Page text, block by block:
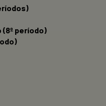
período)